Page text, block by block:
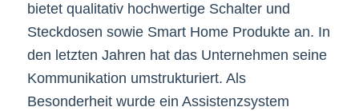
bietet qualitativ hochwertige Schalter und
Steckdosen sowie Smart Home Produkte an. In
den letzten Jahren hat das Unternehmen seine
Kommunikation umstrukturiert. Als
Besonderheit wurde ein Assistenzsystem